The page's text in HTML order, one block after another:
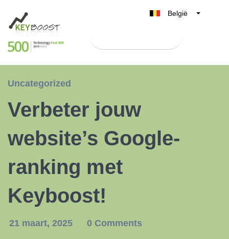
België
Nederland
Uncategorized
Verbeter jouw
website’s Google-
ranking met
Keyboost!
21 maart, 2025 0 Comments